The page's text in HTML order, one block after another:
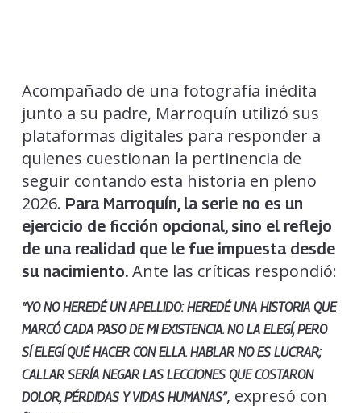
Acompañado de una fotografía inédita
junto a su padre, Marroquín utilizó sus
plataformas digitales para responder a
quienes cuestionan la pertinencia de
seguir contando esta historia en pleno
2026. Para Marroquín, la serie no es un
ejercicio de ficción opcional, sino el reflejo
de una realidad que le fue impuesta desde
su nacimiento.Ante las críticas respondió:
“YO NO HEREDÉ UN APELLIDO: HEREDÉ UNA HISTORIA QUE
MARCÓ CADA PASO DE MI EXISTENCIA. NO LA ELEGÍ, PERO
SÍ ELEGÍ QUÉ HACER CON ELLA. HABLAR NO ES LUCRAR;
CALLAR SERÍA NEGAR LAS LECCIONES QUE COSTARON
DOLOR, PÉRDIDAS Y VIDAS HUMANAS”, expresó con